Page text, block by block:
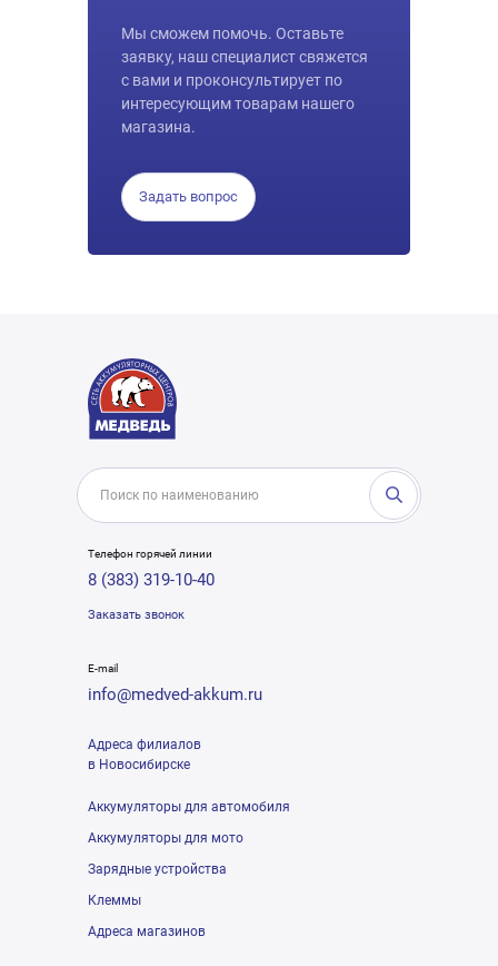
Мы сможем помочь. Оставьте
заявку, наш специалист свяжется
с вами и проконсультирует по
интересующим товарам нашего
магазина.
Задать вопрос
Телефон горячей линии
8 (383) 319-10-40
Заказать звонок
E-mail
info@medved-akkum.ru
Адреса филиалов
в Новосибирске
Аккумуляторы для автомобиля
Аккумуляторы для мото
Зарядные устройства
Клеммы
Адреса магазинов